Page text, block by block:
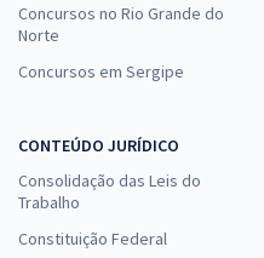
Concursos no Rio Grande do
Norte
Concursos em Sergipe
CONTEÚDO JURÍDICO
Consolidação das Leis do
Trabalho
Constituição Federal